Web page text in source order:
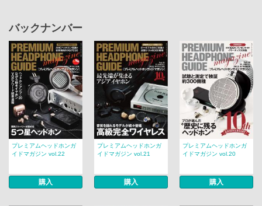
バックナンバー
プレミアムヘッドホンガ
イドマガジン vol.22
購入
プレミアムヘッドホンガ
イドマガジン vol.21
購入
プレミアムヘッドホンガ
イドマガジン vol.20
購入